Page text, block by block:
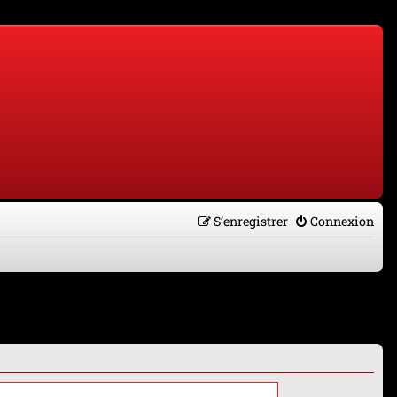
Connexion
S’enregistrer